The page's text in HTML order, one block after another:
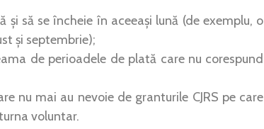
să se încheie în aceeași lună (de exemplu, o
și septembrie);
de perioadele de plată care nu corespund
nu mai au nevoie de granturile CJRS pe care
voluntar.